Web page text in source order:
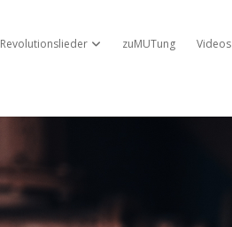
Revolutionslieder Dropdown-Menü öffnen
zuMUTung Videos